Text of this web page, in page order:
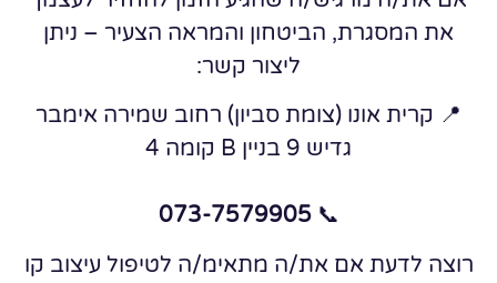
את המסגרת, הביטחון והמראה הצעיר – ניתן
ליצור קשר:
📍 קרית אונו (צומת סביון) רחוב שמירה אימבר
גדיש 9 בניין B קומה 4
📞
073-7579905
רוצה לדעת אם את/ה מתאימ/ה לטיפול עיצוב קו